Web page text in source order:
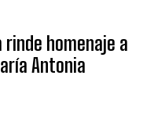
rinde homenaje a
Antonia